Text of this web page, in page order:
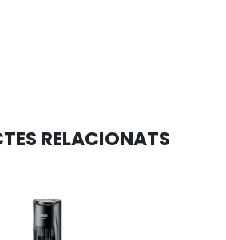
RELACIONATS